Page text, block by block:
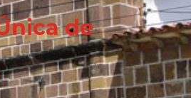
de